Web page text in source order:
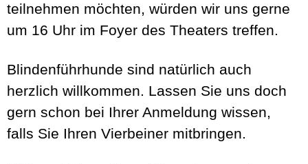
teilnehmen möchten, würden wir uns gerne
um 16 Uhr im Foyer des Theaters treffen.
Blindenführhunde sind natürlich auch
herzlich willkommen. Lassen Sie uns doch
gern schon bei Ihrer Anmeldung wissen,
falls Sie Ihren Vierbeiner mitbringen.